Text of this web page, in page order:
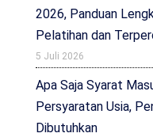
2026, Panduan
Pelatihan dan
5 Juli 2026
Apa Saja Syarat
Persyaratan Usia,
Dibutuhkan